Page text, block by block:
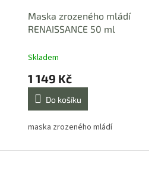
Maska zrozeného mládí
RENAISSANCE 50 ml
Skladem
1 149 Kč
Do košíku
maska zrozeného mládí